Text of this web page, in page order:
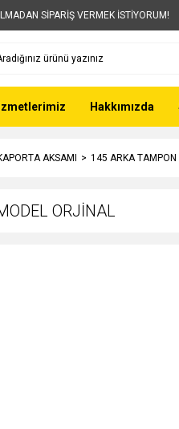
SİPARİŞ VERMEK İSTİYORUM!
Hakkımızda
AKSAMI 145 ARKA
ORJİNAL